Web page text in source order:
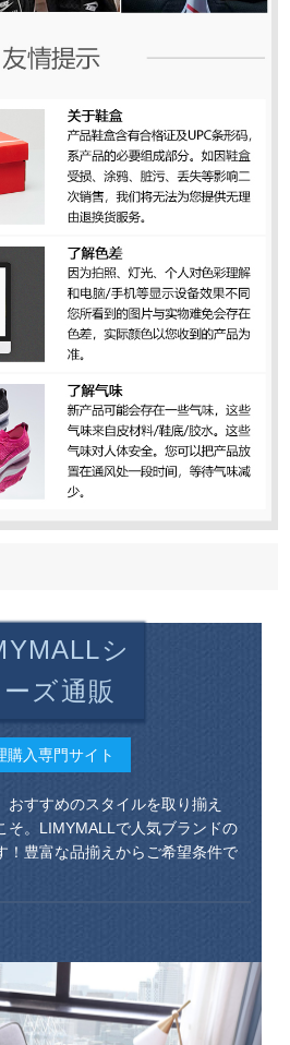
シ
ーズ通販
購入専門サイト
おすすめのスタイルを取り揃え
そ。LIMYMALLで人気ブランドの
！豊富な品揃えからご希望条件で